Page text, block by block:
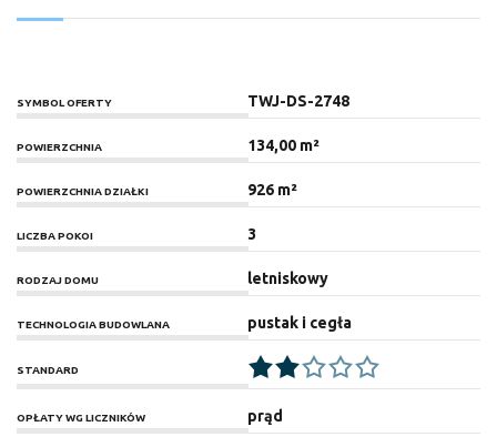
SYMBOL OFERTY TWJ-DS-2748
POWIERZCHNIA 134,00 m²
POWIERZCHNIA DZIAŁKI 926 m²
LICZBA POKOI 3
RODZAJ DOMU letniskowy
TECHNOLOGIA BUDOWLANA pustak i cegła
STANDARD
OPŁATY WG LICZNIKÓW prąd